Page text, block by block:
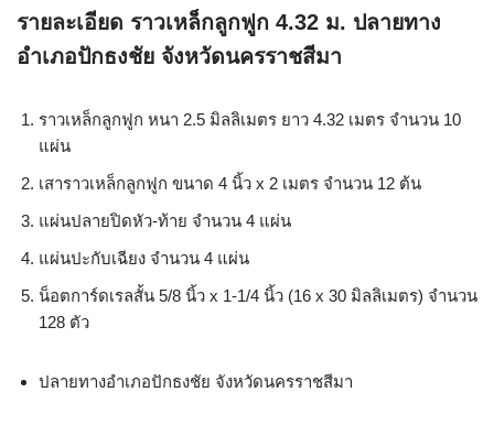
รายละเอียด ราวเหล็กลูกฟูก 4.32 ม. ปลายทาง
อำเภอปักธงชัย จังหวัดนครราชสีมา
ราวเหล็กลูกฟูก หนา 2.5 มิลลิเมตร ยาว 4.32 เมตร จำนวน 10
แผ่น
เสาราวเหล็กลูกฟูก ขนาด 4 นิ้ว x 2 เมตร จำนวน 12 ต้น
แผ่นปลายปิดหัว-ท้าย จำนวน 4 แผ่น
แผ่นปะกับเฉียง จำนวน 4 แผ่น
น็อตการ์ดเรลสั้น 5/8 นิ้ว x 1-1/4 นิ้ว (16 x 30 มิลลิเมตร) จำนวน
128 ตัว
ปลายทางอำเภอปักธงชัย จังหวัดนครราชสีมา